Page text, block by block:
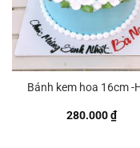
Bánh kem hoa 16cm -
280.000₫